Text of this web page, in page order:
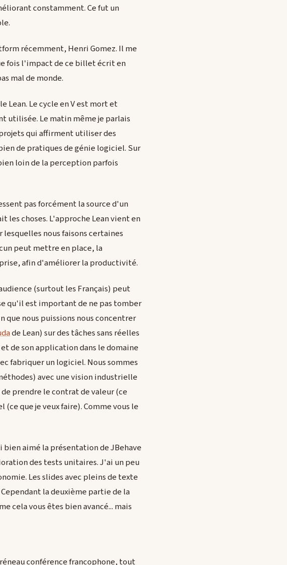
constamment. Ce fut un
récemment, Henri Gomez. Il me
fois l'impact de ce billet écrit en
mal de monde.
Lean. Le cycle en V est mort et
utilisée. Le matin même je parlais
qui affirment utiliser des
de pratiques de génie logiciel. Sur
loin de la perception parfois
pas forcément la source d'un
les choses. L'approche Lean vient en
nous faisons certaines
peut mettre en place, la
afin d'améliorer la productivité.
(surtout les Français) peut
qu'il est important de ne pas tomber
nous puissions nous concentrer
de Lean) sur des tâches sans réelles
de son application dans le domaine
fabriquer un logiciel. Nous sommes
avec une vision industrielle
prendre le contrat de valeur (ce
que je veux faire). Comme vous le
aimé la présentation de JBehave
des tests unitaires. J'ai un peu
Les slides avec pleins de texte
la deuxième partie de la
cela vous êtes bien avancé... mais
conférence francophone, tout